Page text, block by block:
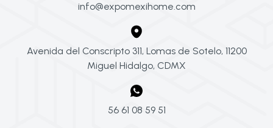
info@expomexihome.com
Avenida del Conscripto 311, Lomas de Sotelo, 11200
Miguel Hidalgo, CDMX
56 61 08 59 51